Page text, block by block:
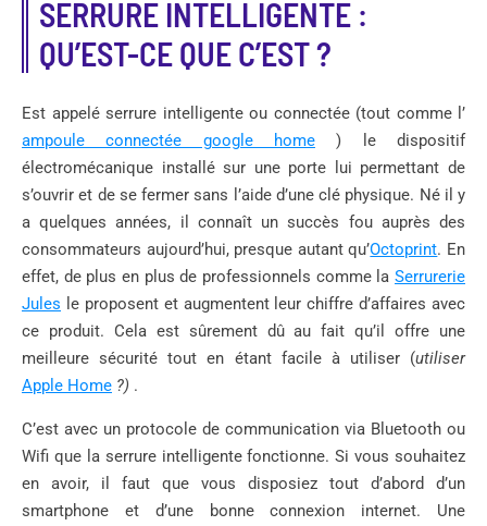
SERRURE INTELLIGENTE :
QU’EST-CE QUE C’EST ?
Est appelé serrure intelligente ou connectée (tout comme l’
ampoule connectée google home ) le dispositif
électromécanique installé sur une porte lui permettant de
s’ouvrir et de se fermer sans l’aide d’une clé physique. Né il y
a quelques années, il connaît un succès fou auprès des
consommateurs aujourd’hui, presque autant qu’Octoprint. En
effet, de plus en plus de professionnels comme la Serrurerie
Jules le proposent et augmentent leur chiffre d’affaires avec
ce produit. Cela est sûrement dû au fait qu’il offre une
meilleure sécurité tout en étant facile à utiliser (utiliser
Apple Home ?) .
C’est avec un protocole de communication via Bluetooth ou
Wifi que la serrure intelligente fonctionne. Si vous souhaitez
en avoir, il faut que vous disposiez tout d’abord d’un
smartphone et d’une bonne connexion internet. Une